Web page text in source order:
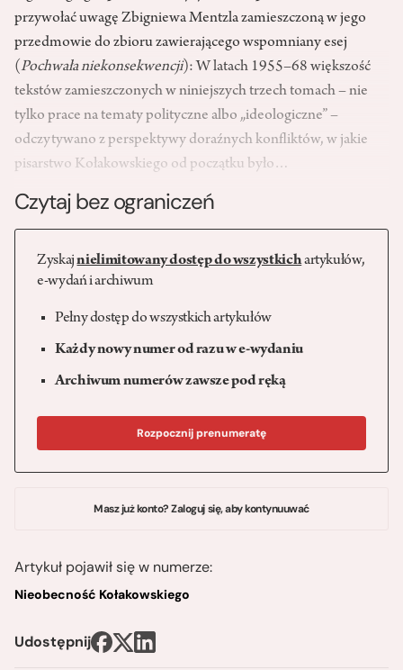
przywołać uwagę Zbigniewa Mentzla zamieszczoną w jego
przedmowie do zbioru zawierającego wspomniany esej
(Pochwała niekonsekwencji): W latach 1955–68 większość
tekstów zamieszczonych w niniejszych trzech tomach – nie
tylko prace na tematy polityczne albo „ideologiczne” –
odczytywano z perspektywy doraźnych konfliktów, w jakie
pisarstwo Kołakowskiego od początku było…
Czytaj bez ograniczeń
Zyskajnielimitowany dostęp do wszystkichartykułów,
e-wydań i archiwum
Pełny dostęp do wszystkich artykułów
Każdy nowy numer od razu w e-wydaniu
Archiwum numerów zawsze pod ręką
Rozpocznij prenumeratę
Masz już konto? Zaloguj się, aby kontynuuwać
Artykuł pojawił się w numerze:
Nieobecność Kołakowskiego
Udostępnij